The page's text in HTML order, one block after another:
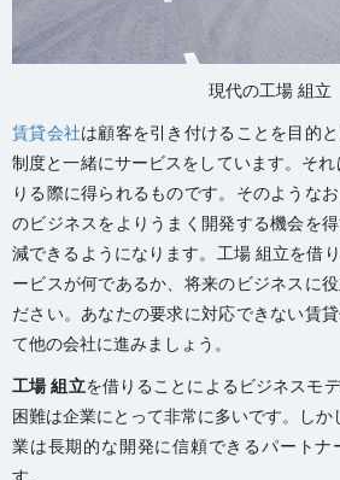
現代の工場 組立
賃貸会社は顧客を引き付けることを目的
制度と一緒にサービスをしています。そ
りる際に得られるものです。そのような
のビジネスをよりうまく開発する機会を
減できるようになります。工場 組立を借
ービスが何であるか、将来のビジネスに
ださい。あなたの要求に対応できない賃
て他の会社に進みましょう。
工場 組立を借りることによるビジネスモ
困難は企業にとって非常に多いです。し
業は長期的な開発に信頼できるパートナ
す。